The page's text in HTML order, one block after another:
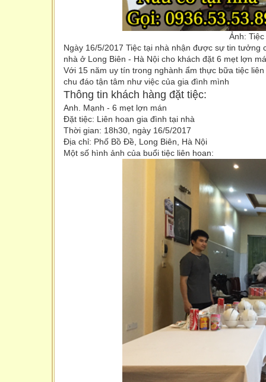
Ảnh:
Ngày 16/5/2017 Tiệc tại nhà nhận được sự tin
nhà ở Long Biên - Hà Nội cho khách đặt 6 mẹt lợn
Với 15 năm uy tín trong nghành ẩm thực bữa tiệc
chu đáo tận tâm như việc của gia đình mình
Thông tin khách hàng đặt tiệc:
Anh. Mạnh - 6 mẹt lợn mán
Đặt tiệc: Liên hoan gia đình tại nhà
Thời gian: 18h30, ngày 16/5/2017
Địa chỉ: Phố Bồ Đề, Long Biên, Hà Nội
Một số hình ảnh của buổi tiệc liên hoan: